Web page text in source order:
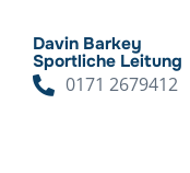
Davin Barkey
Sportliche Leitung
0171 2679412